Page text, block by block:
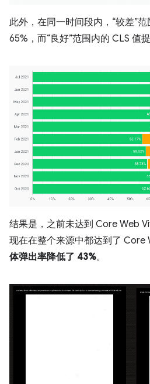
此外，在同一时间段内，“较差”
65%，而“良好”范围内的 CLS 值
结果是，之前未达到 Core Web
现在在整个来源中都达到了 Core
体弹出率降低了 43%。